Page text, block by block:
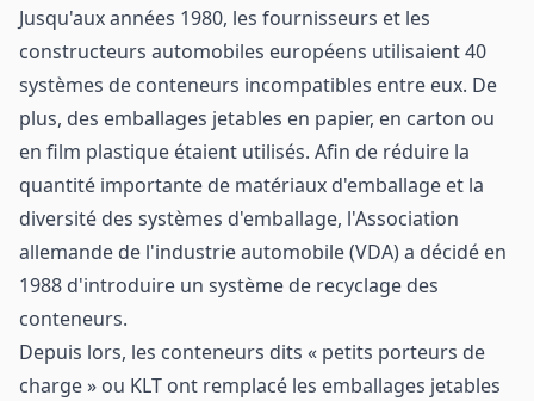
Jusqu'aux années 1980, les fournisseurs et les
constructeurs automobiles européens utilisaient 40
systèmes de conteneurs incompatibles entre eux. De
plus, des emballages jetables en papier, en carton ou
en film plastique étaient utilisés. Afin de réduire la
quantité importante de matériaux d'emballage et la
diversité des systèmes d'emballage, l'Association
allemande de l'industrie automobile (VDA) a décidé en
1988 d'introduire un système de recyclage des
conteneurs.
Depuis lors, les conteneurs dits « petits porteurs de
charge » ou KLT ont remplacé les emballages jetables